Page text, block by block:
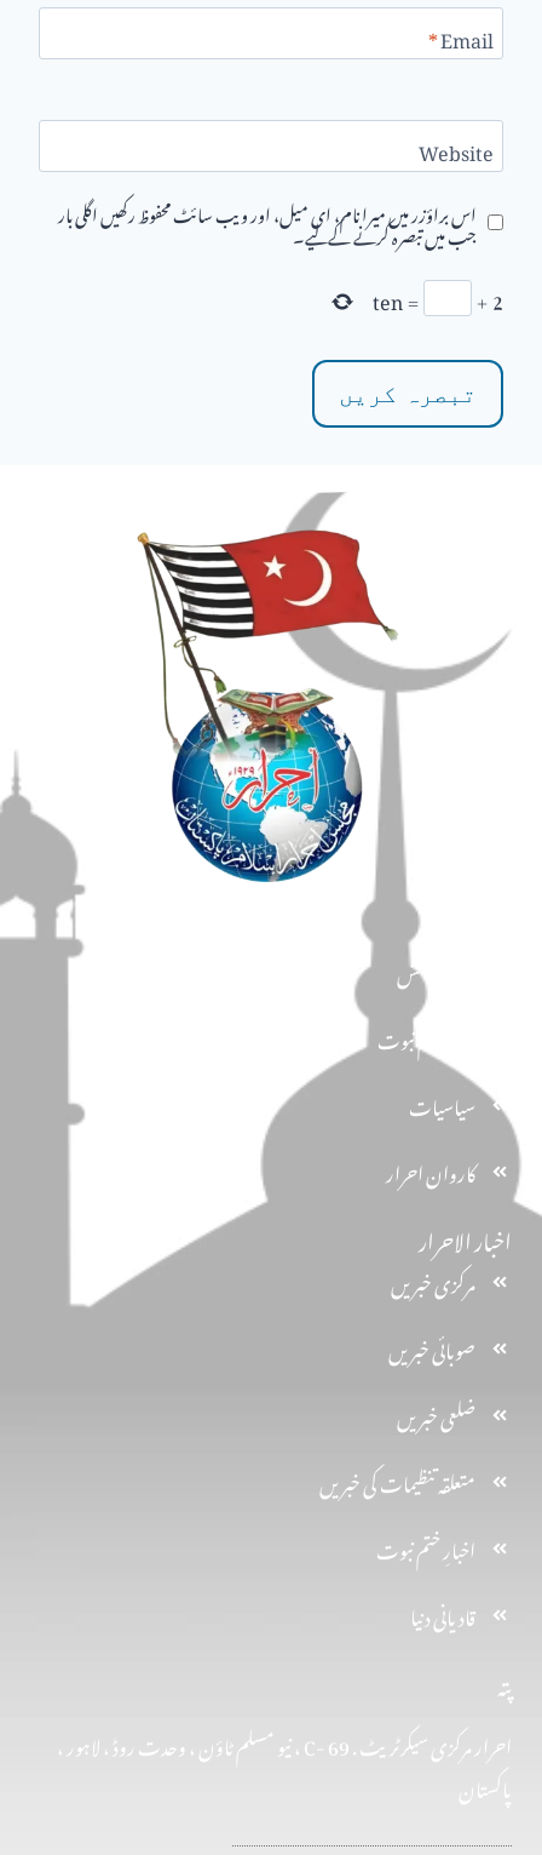
Email
*
Website
اس براؤزر میں میرا نام، ای میل، اور ویب سائٹ محفوظ رکھیں اگلی بار
جب میں تبصرہ کرنے کےلیے۔
2
+
=
ten
پتہ
احرار مرکزی سیکرٹریٹ . 69 -C ، نیو مسلم ٹاؤن ، وحدت روڈ ، لاہور ،
پاکستان
اخبار الاحرار
مرکزی خبریں
صوبائی خبریں
ضلعی خبریں
متعلقہ تنظیمات کی خبریں
اخبارِ ختم نبوت
قادیانی دنیا
دین و دانش
تحفظ ختم نبوت
سیاسیات
کاروان احرار